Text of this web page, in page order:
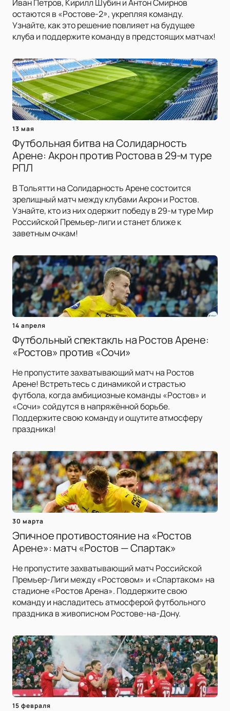
Иван Петров, Кирилл Шубин и Антон Смирнов
остаются в «Ростове-2», укрепляя команду.
Узнайте, как это решение повлияет на будущее
клуба и поддержите команду в предстоящих матчах!
13 мая
Футбольная битва на Солидарность
Арене: Акрон против Ростова в 29-м туре
РПЛ
В Тольятти на Солидарность Арене состоится
зрелищный матч между клубами Акрон и Ростов.
Узнайте, кто из них одержит победу в 29-м туре Мир
Российской Премьер-лиги и станет ближе к
заветным очкам!
14 апреля
Футбольный спектакль на Ростов Арене:
«Ростов» против «Сочи»
Не пропустите захватывающий матч на Ростов
Арене! Встретьтесь с динамикой и страстью
футбола, когда амбициозные команды «Ростов» и
«Сочи» сойдутся в напряжённой борьбе.
Поддержите свою команду и ощутите атмосферу
праздника!
30 марта
Эпичное противостояние на «Ростов
Арене»: матч «Ростов — Спартак»
Не пропустите захватывающий матч Российской
Премьер-Лиги между «Ростовом» и «Спартаком» на
стадионе «Ростов Арена». Поддержите свою
команду и насладитесь атмосферой футбольного
праздника в живописном Ростове-на-Дону.
15 февраля